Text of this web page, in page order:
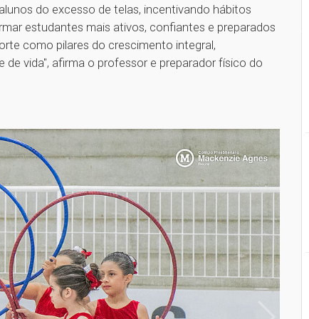
do excesso de telas, incentivando hábitos
estudantes mais ativos, confiantes e preparados
como pilares do crescimento integral,
vida", afirma o professor e preparador físico do